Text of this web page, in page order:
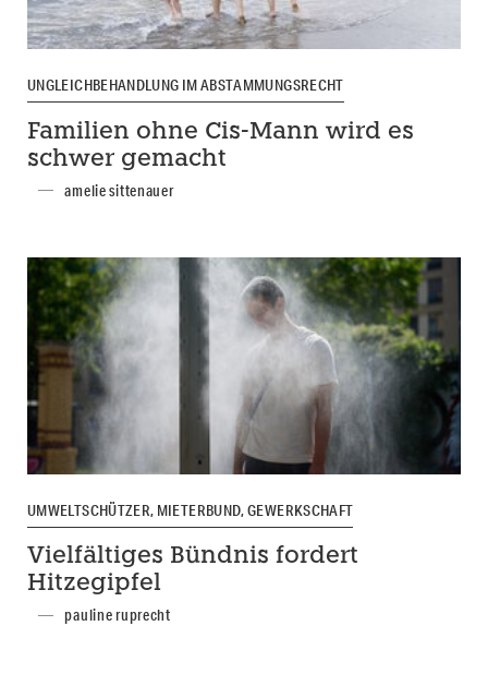
UNGLEICHBEHANDLUNG IM ABSTAMMUNGSRECHT
Familien ohne Cis-Mann wird es
schwer gemacht
amelie sittenauer
UMWELTSCHÜTZER, MIETERBUND, GEWERKSCHAFT
Vielfältiges Bündnis fordert
Hitzegipfel
pauline ruprecht